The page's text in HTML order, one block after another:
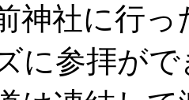
神社に行
に参拝が